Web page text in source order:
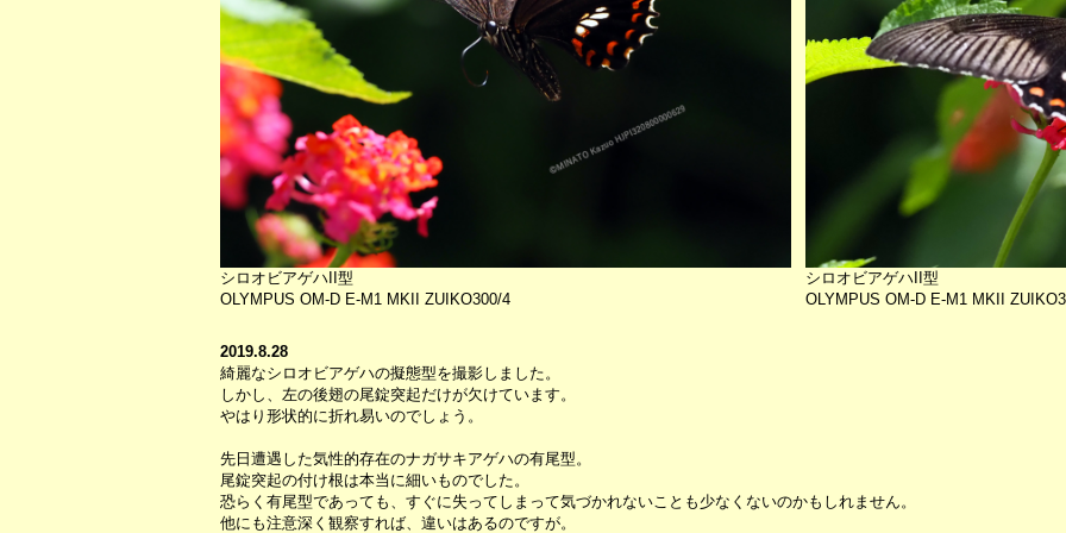
シロオビアゲハII型
OLYMPUS OM-D E-M1 MKII ZUIKO300/4
シロオビアゲハII型
OLYMPUS OM-D E-M1 MKII
2019.8.28
綺麗なシロオビアゲハの擬態型を撮影しました。
しかし、左の後翅の尾錠突起だけが欠けています。
やはり形状的に折れ易いのでしょう。
先日遭遇した気性的存在のナガサキアゲハの有尾型。
尾錠突起の付け根は本当に細いものでした。
恐らく有尾型であっても、すぐに失ってしまって気づかれないことも少なくないのかもしれません。
他にも注意深く観察すれば、違いはあるのですが。